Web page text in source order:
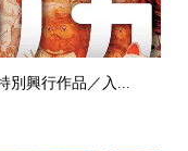
興行作品／入...